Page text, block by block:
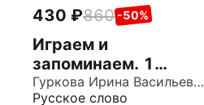
430 860 -50%
Играем и
запоминаем. 1
класс. Тренажёр поГуркова Ирина Васильевна
Русское слово